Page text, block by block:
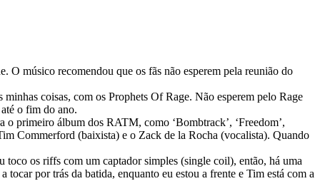
músico recomendou que os fãs não esperem pela reunião do
coisas, com os Prophets Of Rage. Não esperem pelo Rage
o fim do ano.
primeiro álbum dos RATM, como ‘Bombtrack’, ‘Freedom’,
Commerford (baixista) e o Zack de la Rocha (vocalista). Quando
toco os riffs com um captador simples (single coil), então, há uma
por trás da batida, enquanto eu estou a frente e Tim está com a